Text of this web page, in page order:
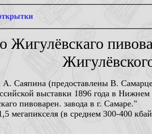
Жигулёвскаго
Саяпина (предоставлены В.
выставки 1896 года в
пивоварен. завода в г. Самаре."
мегапикселя (в среднем 300-400